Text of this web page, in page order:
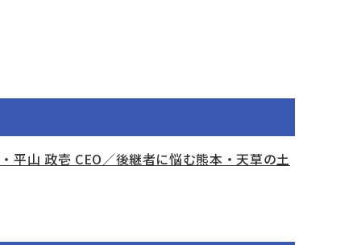
平山 政壱 CEO／後継者に悩む熊本・天草の土